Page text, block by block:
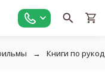
Книги по